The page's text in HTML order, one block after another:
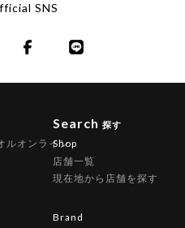
SNS
ルオンライン
Search 探す
Shop
店舗一覧
現在地から店舗を探す
Brand